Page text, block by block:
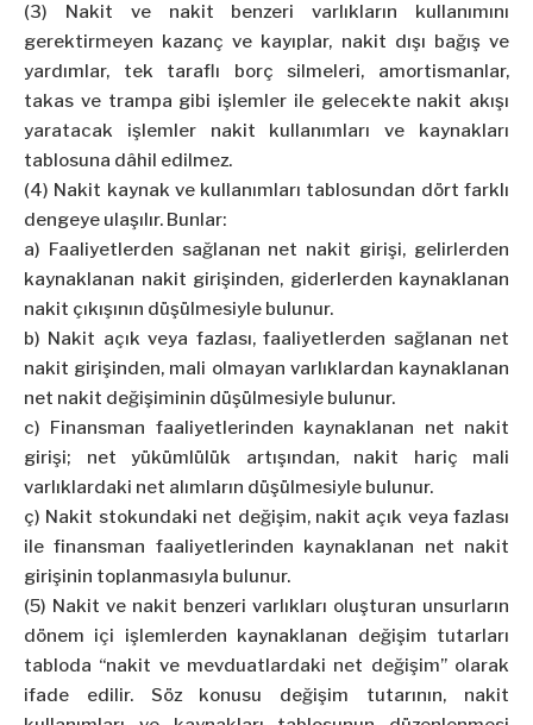
(3) Nakit ve nakit benzeri varlıkların kullanımını
gerektirmeyen kazanç ve kayıplar, nakit dışı bağış ve
yardımlar, tek taraflı borç silmeleri, amortismanlar,
takas ve trampa gibi işlemler ile gelecekte nakit akışı
yaratacak işlemler nakit kullanımları ve kaynakları
tablosuna dâhil edilmez.
(4) Nakit kaynak ve kullanımları tablosundan dört farklı
dengeye ulaşılır. Bunlar:
a) Faaliyetlerden sağlanan net nakit girişi, gelirlerden
kaynaklanan nakit girişinden, giderlerden kaynaklanan
nakit çıkışının düşülmesiyle bulunur.
b) Nakit açık veya fazlası, faaliyetlerden sağlanan net
nakit girişinden, mali olmayan varlıklardan kaynaklanan
net nakit değişiminin düşülmesiyle bulunur.
c) Finansman faaliyetlerinden kaynaklanan net nakit
girişi; net yükümlülük artışından, nakit hariç mali
varlıklardaki net alımların düşülmesiyle bulunur.
ç) Nakit stokundaki net değişim, nakit açık veya fazlası
ile finansman faaliyetlerinden kaynaklanan net nakit
girişinin toplanmasıyla bulunur.
(5) Nakit ve nakit benzeri varlıkları oluşturan unsurların
dönem içi işlemlerden kaynaklanan değişim tutarları
tabloda “nakit ve mevduatlardaki net değişim” olarak
ifade edilir. Söz konusu değişim tutarının, nakit